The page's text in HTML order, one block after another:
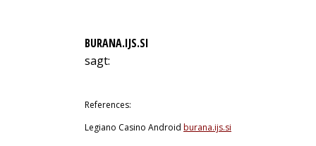
BURANA.IJS.SI
sagt:
References:
Legiano Casino Android burana.ijs.si